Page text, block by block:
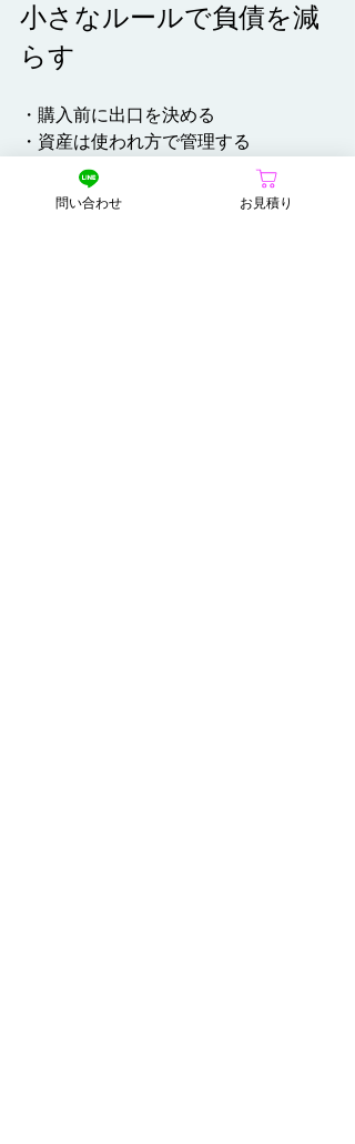
小さなルールで負債を減
らす
・購入前に出口を決める
・資産は使われ方で管理する
・不要な契約やデータは削除する
これらの小さなルールが、企業運用を
問い合わせ お見積り